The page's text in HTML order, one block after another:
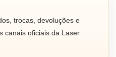
trocas, devoluções e
canais oficiais da Laser